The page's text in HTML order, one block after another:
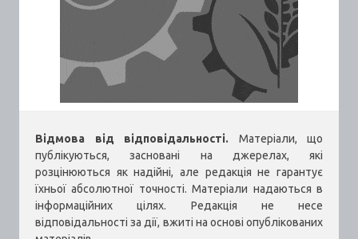
Відмова від відповідальності. Матеріали, що
публікуються, засновані на джерелах, які
розцінюються як надійні, але редакція не гарантує
їхньої абсолютної точності. Матеріали надаються в
інформаційних цілях. Редакція не несе
відповідальності за дії, вжиті на основі опублікованих